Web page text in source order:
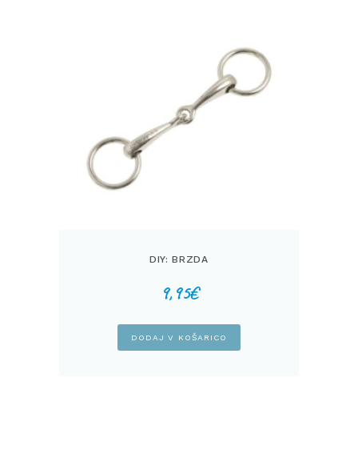
strani
izdelka
DIY: BRZDA
9,95€
DODAJ V KOŠARICO